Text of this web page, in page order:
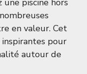
une piscine hors
en valeur. Cet
pour
autour de